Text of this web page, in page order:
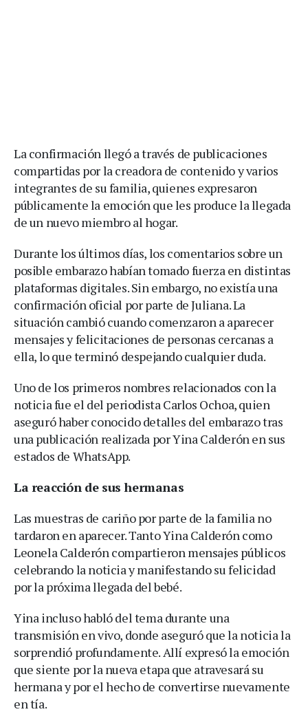
La confirmación llegó a través de publicaciones
compartidas por la creadora de contenido y varios
integrantes de su familia, quienes expresaron
públicamente la emoción que les produce la llegada
de un nuevo miembro al hogar.
Durante los últimos días, los comentarios sobre un
posible embarazo habían tomado fuerza en distintas
plataformas digitales. Sin embargo, no existía una
confirmación oficial por parte de Juliana. La
situación cambió cuando comenzaron a aparecer
mensajes y felicitaciones de personas cercanas a
ella, lo que terminó despejando cualquier duda.
Uno de los primeros nombres relacionados con la
noticia fue el del periodista Carlos Ochoa, quien
aseguró haber conocido detalles del embarazo tras
una publicación realizada por Yina Calderón en sus
estados de WhatsApp.
La reacción de sus hermanas
Las muestras de cariño por parte de la familia no
tardaron en aparecer. Tanto Yina Calderón como
Leonela Calderón compartieron mensajes públicos
celebrando la noticia y manifestando su felicidad
por la próxima llegada del bebé.
Yina incluso habló del tema durante una
transmisión en vivo, donde aseguró que la noticia la
sorprendió profundamente. Allí expresó la emoción
que siente por la nueva etapa que atravesará su
hermana y por el hecho de convertirse nuevamente
en tía.